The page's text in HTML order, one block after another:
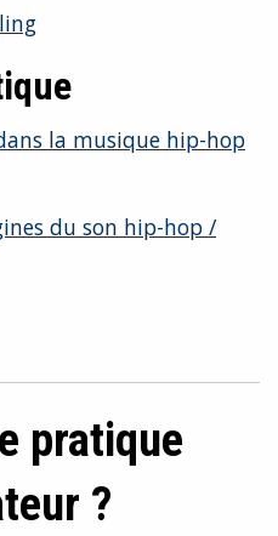
la musique hip-hop
du son hip-hop /
pratique
?